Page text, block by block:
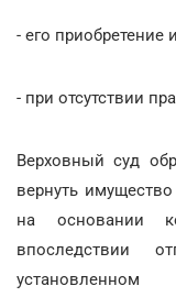
- его приобретение
- при отсутствии
Верховный суд
вернуть
на основании